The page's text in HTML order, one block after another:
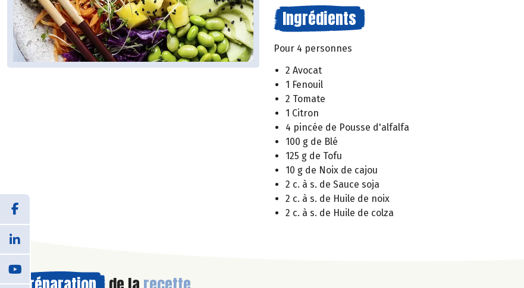
Ingrédients
Pour 4 personnes
2 Avocat
1 Fenouil
2 Tomate
1 Citron
4 pincée de Pousse d'alfalfa
100 g de Blé
125 g de Tofu
10 g de Noix de cajou
2 c. à s. de Sauce soja
2 c. à s. de Huile de noix
2 c. à s. de Huile de colza